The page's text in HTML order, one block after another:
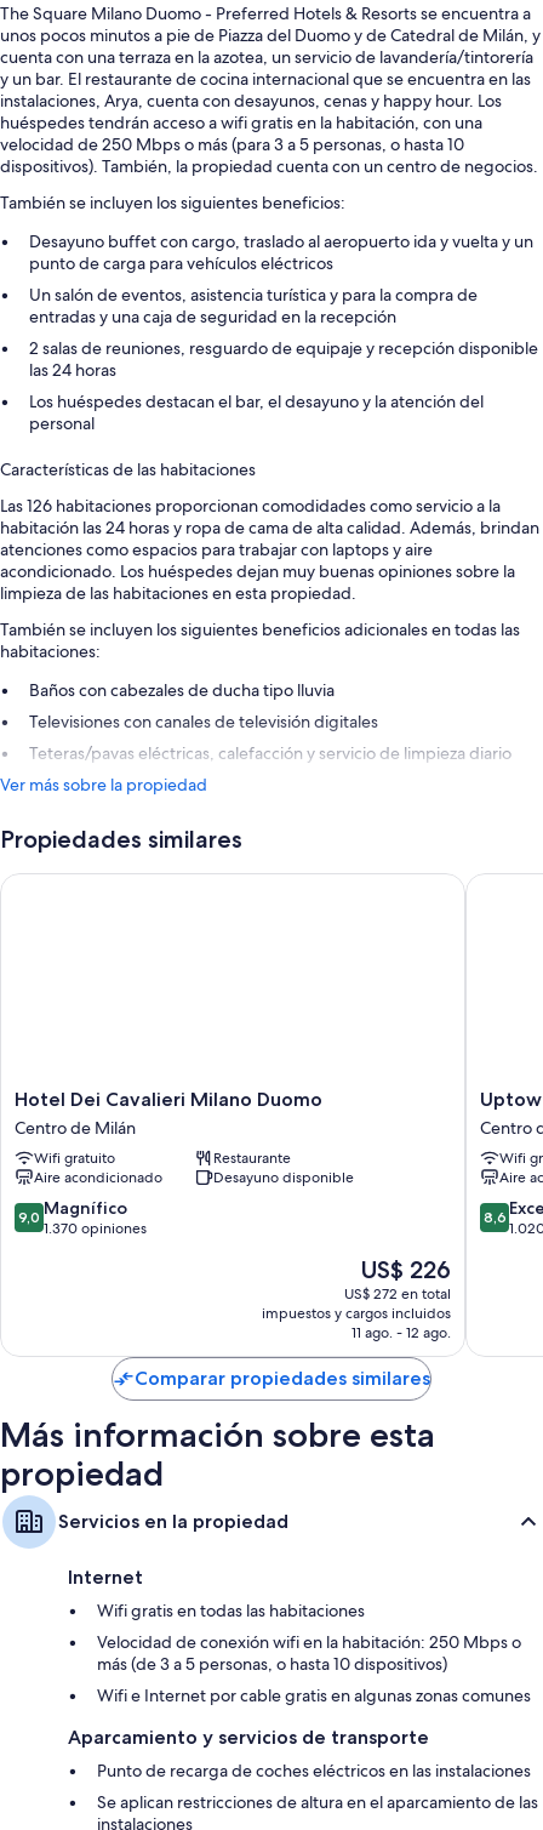
The Square Milano Duomo - Preferred Hotels & Resorts se encuentra a
unos pocos minutos a pie de Piazza del Duomo y de Catedral de Milán, y
cuenta con una terraza en la azotea, un servicio de lavandería/tintorería
y un bar. El restaurante de cocina internacional que se encuentra en las
instalaciones, Arya, cuenta con desayunos, cenas y happy hour. Los
huéspedes tendrán acceso a wifi gratis en la habitación, con una
velocidad de 250 Mbps o más (para 3 a 5 personas, o hasta 10
dispositivos). También, la propiedad cuenta con un centro de negocios.
También se incluyen los siguientes beneficios:
Desayuno buffet con cargo, traslado al aeropuerto ida y vuelta y un
punto de carga para vehículos eléctricos
Un salón de eventos, asistencia turística y para la compra de
entradas y una caja de seguridad en la recepción
2 salas de reuniones, resguardo de equipaje y recepción disponible
las 24 horas
Los huéspedes destacan el bar, el desayuno y la atención del
personal
Características de las habitaciones
Las 126 habitaciones proporcionan comodidades como servicio a la
habitación las 24 horas y ropa de cama de alta calidad. Además, brindan
atenciones como espacios para trabajar con laptops y aire
acondicionado. Los huéspedes dejan muy buenas opiniones sobre la
limpieza de las habitaciones en esta propiedad.
También se incluyen los siguientes beneficios adicionales en todas las
habitaciones:
Baños con cabezales de ducha tipo lluvia
Televisiones con canales de televisión digitales
Teteras/pavas eléctricas, calefacción y servicio de limpieza diario
Ver más sobre la propiedad
Propiedades similares
Hotel
Dei
Cavalieri
Milano
Duomo
Centro
de
Hotel Dei Cavalieri Milano Duomo
Centro de Milán
Wifi gratuito
Restaurante
Aire acondicionado
Desayuno disponible
9.0
de
9,0 Magnífico
1.370 opiniones
El
precio
actual
es
de
US$ 226
US$ 226
US$ 272 en total
impuestos y cargos incluidos
11 ago. - 12 ago.
Hotel Dei Cavalieri Milano Duomo
Uptown
Palace
Centro
de
Milán
Centro
Wifi
Aire
8.6
de
8,6
Uptown
Comparar propiedades similares
Más información sobre esta
propiedad
Servicios en la propiedad
Internet
Wifi gratis en todas las habitaciones
Velocidad de conexión wifi en la habitación: 250 Mbps o
más (de 3 a 5 personas, o hasta 10 dispositivos)
Wifi e Internet por cable gratis en algunas zonas comunes
Aparcamiento y servicios de transporte
Punto de recarga de coches eléctricos en las instalaciones
Se aplican restricciones de altura en el aparcamiento de las
instalaciones